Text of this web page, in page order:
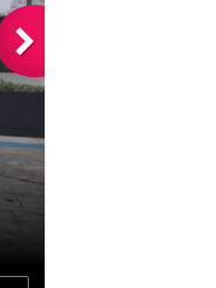
250 BİN